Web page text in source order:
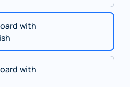
with
with